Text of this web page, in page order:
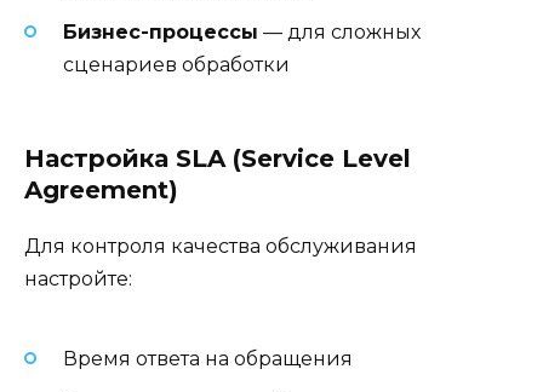
Бизнес-процессы — для сложных
сценариев обработки
Настройка SLA (Service Level
Agreement)
Для контроля качества обслуживания
настройте:
Время ответа на обращения